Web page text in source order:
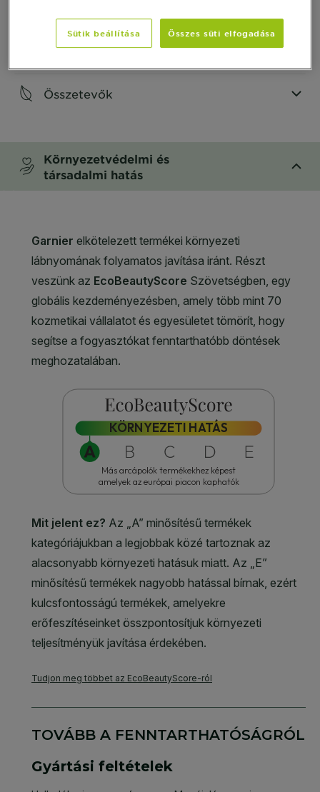
Termékbiztonság
Összetevők
Környezetvédelmi és
társadalmi hatás
Sütik beállítása Összes süti elfogadása